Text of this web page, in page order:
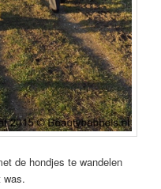
de hondjes te wandelen
was.